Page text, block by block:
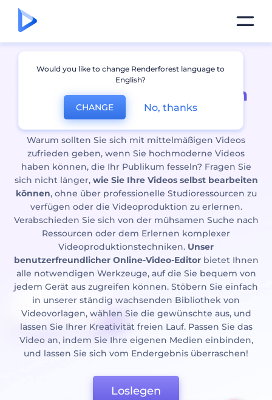
Weiterentwicklung mit
unseremHochmodernen
Online-Video-Editor
Warum sollten Sie sich mit mittelmäßigen Videos
zufrieden geben, wenn Sie hochmoderne Videos
haben können, die Ihr Publikum fesseln? Fragen Sie
sich nicht länger,wie Sie Ihre Videos selbst bearbeiten
können, ohne über professionelle Studioressourcen zu
verfügen oder die Videoproduktion zu erlernen.
Verabschieden Sie sich von der mühsamen Suche nach
Ressourcen oder dem Erlernen komplexer
Videoproduktionstechniken. Unser
benutzerfreundlicher Online-Video-Editorbietet Ihnen
alle notwendigen Werkzeuge, auf die Sie bequem von
jedem Gerät aus zugreifen können. Stöbern Sie einfach
in unserer ständig wachsenden Bibliothek von
Videovorlagen, wählen Sie die gewünschte aus, und
lassen Sie Ihrer Kreativität freien Lauf. Passen Sie das
Video an, indem Sie Ihre eigenen Medien einbinden,
und lassen Sie sich vom Endergebnis überraschen!
Loslegen
Would you like to change Renderforest language to
English?
CHANGE No, thanks